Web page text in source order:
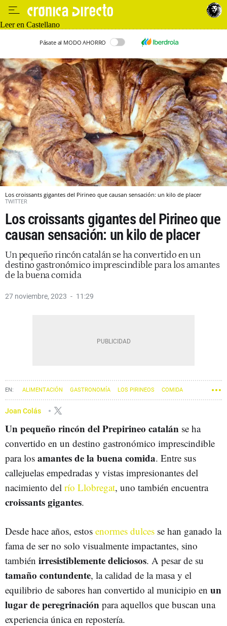
Leer en Castellano
Pásate al MODO AHORRO
Los croissants gigantes del Pirineo que causan sensación: un kilo de placer
TWITTER
Los croissants gigantes del Pirineo que
causan sensación: un kilo de placer
Un pequeño rincón catalán se ha convertido en un
destino gastronómico imprescindible para los amantes
de la buena comida
27 noviembre, 2023 11:29
ALIMENTACIÓN GASTRONOMÍA LOS PIRINEOS COMIDA
Joan Colás
Un pequeño rincón del Prepirineo catalán se ha
convertido en un destino gastronómico imprescindible
para los amantes de la buena comida. Entre sus
callejuelas empedradas y vistas impresionantes del
nacimiento del río Llobregat, uno también encuentra
croissants gigantes.
Desde hace años, estos enormes dulces se han ganado la
fama de ser no solo visualmente impactantes, sino
también irresistiblemente deliciosos. A pesar de su
tamaño contundente, la calidad de la masa y el
equilibrio de sabores han convertido al municipio en un
lugar de peregrinación para aquellos que buscan una
experiencia única en repostería.